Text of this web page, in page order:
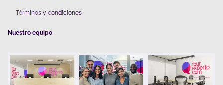
Términos y condiciones
Nuestro equipo